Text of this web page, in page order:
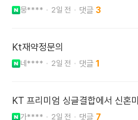
뭉**** 2일 전 3
Kt재약정문의
네**** 2일 전 1
KT 프리미엄 싱글결합에서 신혼
가**** 2일 전 7